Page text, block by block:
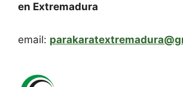
en Extremadura
email: